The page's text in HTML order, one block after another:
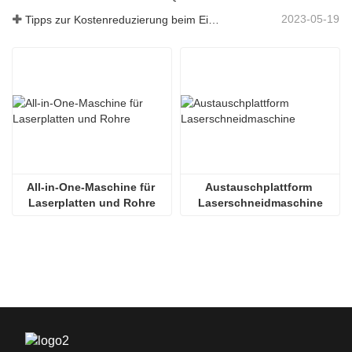
Tipps zur Kostenreduzierung beim Einsatz von Laserschneidmaschinen 2023-05-19
All-in-One-Maschine für
Laserplatten und Rohre
Austauschplattform
Laserschneidmaschine